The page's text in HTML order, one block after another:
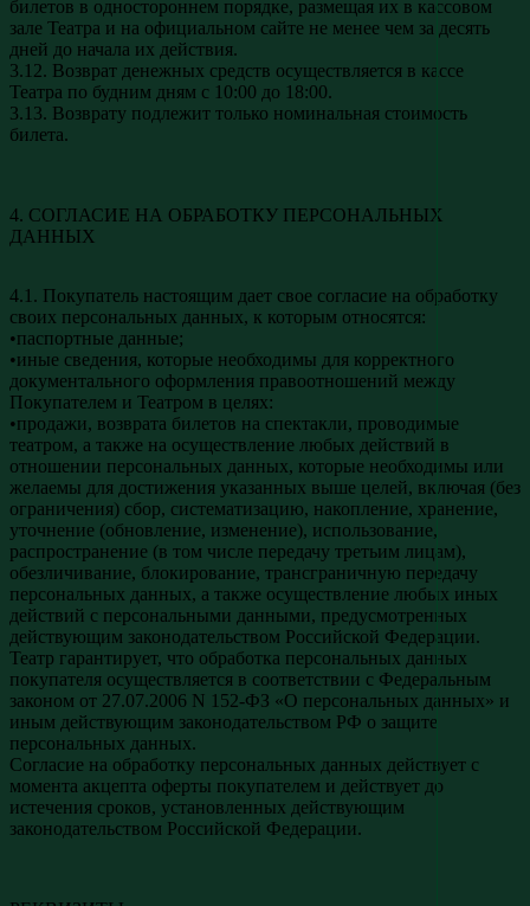
билетов в одностороннем порядке, размещая их в кассовом
зале Театра и на официальном сайте не менее чем за десять
дней до начала их действия.
3.12. Возврат денежных средств осуществляется в кассе
Театра по будним дням с 10:00 до 18:00.
3.13. Возврату подлежит только номинальная стоимость
билета.
4. СОГЛАСИЕ НА ОБРАБОТКУ ПЕРСОНАЛЬНЫХ
ДАННЫХ
4.1. Покупатель настоящим дает свое согласие на обработку
своих персональных данных, к которым относятся:
•паспортные данные;
•иные сведения, которые необходимы для корректного
документального оформления правоотношений между
Покупателем и Театром в целях:
•продажи, возврата билетов на спектакли, проводимые
театром, а также на осуществление любых действий в
отношении персональных данных, которые необходимы или
желаемы для достижения указанных выше целей, включая (без
ограничения) сбор, систематизацию, накопление, хранение,
уточнение (обновление, изменение), использование,
распространение (в том числе передачу третьим лицам),
обезличивание, блокирование, трансграничную передачу
персональных данных, а также осуществление любых иных
действий с персональными данными, предусмотренных
действующим законодательством Российской Федерации.
Театр гарантирует, что обработка персональных данных
покупателя осуществляется в соответствии с Федеральным
законом от 27.07.2006 N 152-ФЗ «О персональных данных» и
иным действующим законодательством РФ о защите
персональных данных.
Согласие на обработку персональных данных действует с
момента акцепта оферты покупателем и действует до
истечения сроков, установленных действующим
законодательством Российской Федерации.